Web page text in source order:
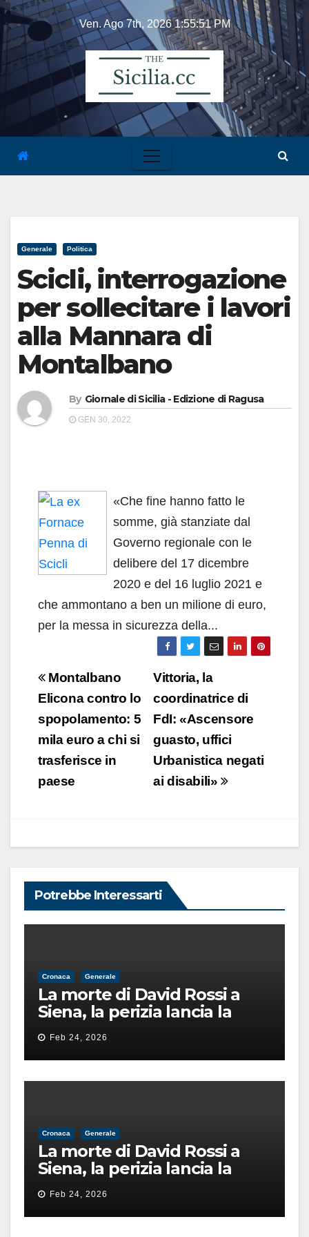
Skip
content
Ven. Ago 7th, 20261:55:51 PM
Generale Politica
Scicli, interrogazione
per sollecitare i lavori
alla Mannara di
Montalbano
By Giornale di Sicilia - Edizione di Ragusa
GEN 30, 2022
«Che fine hanno fatto le
somme, già stanziate dal
Governo regionale con le
delibere del 17 dicembre
2020 e del 16 luglio 2021 e
che ammontano a ben un milione di euro,
per la messa in sicurezza della...
Navigazione
articoli
Vittoria, la
coordinatrice di
FdI: «Ascensore
guasto, uffici
Urbanistica negati
ai disabili»
Montalbano
Elicona contro lo
spopolamento: 5
mila euro a chi si
trasferisce in
paese
Potrebbe Interessarti
Cronaca Generale
La morte di David Rossi a
Siena, la perizia lancia la
pista di un’intimidazione
finita male
Feb 24, 2026
Cronaca Generale
La morte di David Rossi a
Siena, la perizia lancia la
pista di un’intimidazione
finita male
Feb 24, 2026